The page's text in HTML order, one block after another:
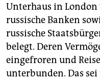
Unterhaus in
russische Banken
russische
belegt. Deren
eingefroren und
unterbunden. Das